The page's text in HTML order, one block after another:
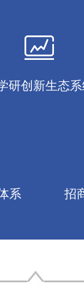
研创新生态
系 招